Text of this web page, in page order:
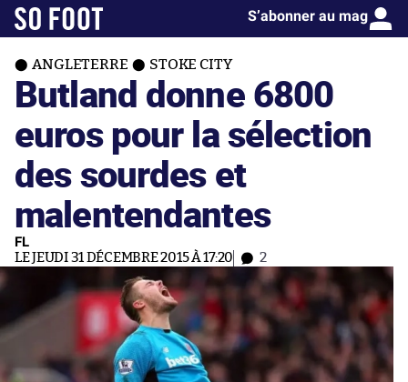
S’abonner au mag
ANGLETERRE STOKE CITY
Butland donne 6800
euros pour la sélection
des sourdes et
malentendantes
FL
LE JEUDI 31 DÉCEMBRE 2015 À 17:20 2